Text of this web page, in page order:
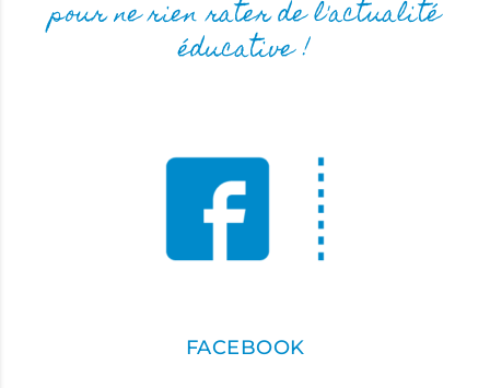
pour ne rien rater de l'actualité
éducative !
FACEBOOK